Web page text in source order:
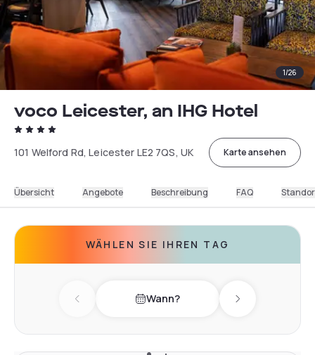
1/26
voco Leicester, an IHG Hotel
101 Welford Rd, Leicester LE2 7QS, UK Karte ansehen
Übersicht Angebote Beschreibung FAQ
WÄHLEN SIE IHREN TAG
Previous day Wann? Next day